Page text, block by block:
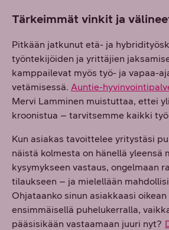
Tärkeimmät vinkit ja
Pitkään jatkunut etä- ja
työntekijöiden ja yrittäjien
kamppailevat myös työ- ja vapaa-
vetämisessä. Auntie-
Mervi Lamminen muistuttaa, ettei
kroonistua – tarvitsemme kaikki
Kun asiakas tavoittelee yritystäsi
näistä kolmesta on hänellä yleensä
kysymykseen vastaus, ongelmaan
tilaukseen – ja mielellään
Ohjataanko sinun asiakkaasi
ensimmäisellä puhelukerralla,
pääsisikään vastaamaan juuri nyt?